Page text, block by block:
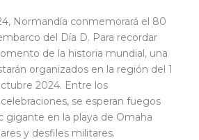
Normandía conmemorará el 80
del Día D. Para recordar
de la historia mundial, una
organizados en la región del 1
2024. Entre los
se esperan fuegos
gigante en la playa de Omaha
y desfiles militares.